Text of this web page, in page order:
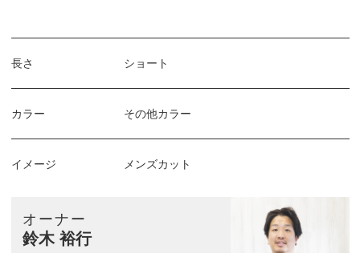
長さ ショート
カラー その他カラー
イメージ メンズカット
オーナー
鈴木 裕行